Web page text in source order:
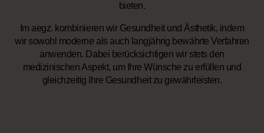
bieten.
Im aegz. kombinieren wir Gesundheit und Ästhetik, indem
wir sowohl moderne als auch langjährig bewährte Verfahren
anwenden. Dabei berücksichtigen wir stets den
medizinischen Aspekt, um Ihre Wünsche zu erfüllen und
gleichzeitig Ihre Gesundheit zu gewährleisten.